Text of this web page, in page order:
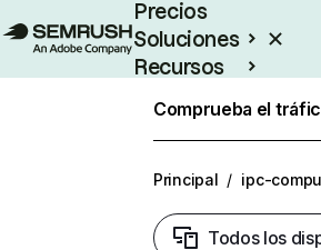
Precios
Soluciones
Recursos
Comprueba el
Principal / ipc-
Todos los